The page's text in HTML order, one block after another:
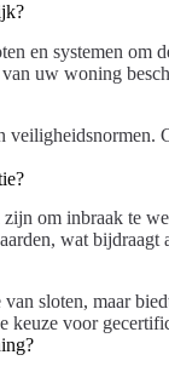
en systemen om
uw woning
om inbraak te
wat bijdraagt
sloten, maar
keuze voor